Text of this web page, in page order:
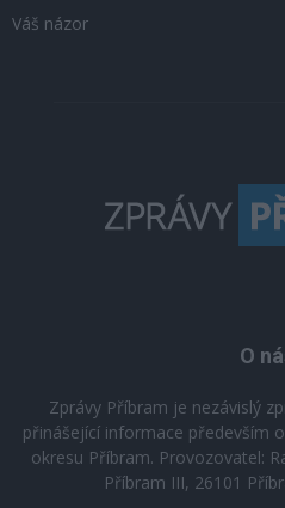
Váš názor
O
Zprávy Příbram je nezávislý
přinášející informace především
okresu Příbram. Provozovatel:
Příbram III, 26101